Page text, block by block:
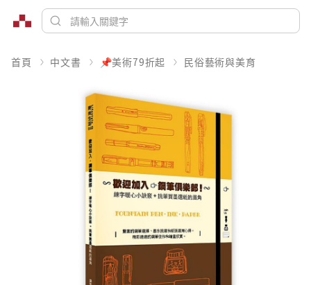
首頁 中文書 📌美術79折起 民俗藝術與美育